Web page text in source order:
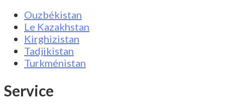
Ouzbékistan
Le Kazakhstan
Kirghizistan
Tadjikistan
Turkménistan
Service